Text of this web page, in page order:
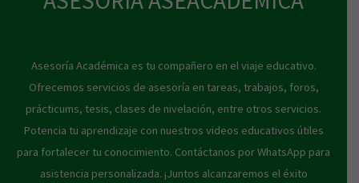
Asesoría Académica es tu compañero en el viaje educativo.
Ofrecemos servicios de asesoría en tareas, trabajos, foros,
prácticums, tesis, clases de nivelación, entre otros servicios.
Potencia tu aprendizaje con nuestros videos educativos útiles
para fortalecer tu conocimiento. Contáctanos por WhatsApp para
asistencia personalizada. ¡Juntos alcanzaremos el éxito